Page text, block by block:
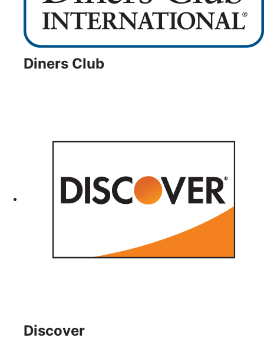
Diners Club
Discover